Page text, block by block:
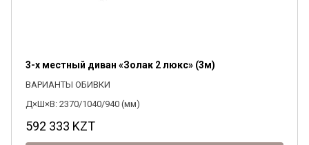
3-х местный диван «Золак 2 люкс» (3м)
ВАРИАНТЫ ОБИВКИ
Д×Ш×В: 2370/1040/940 (мм)
592 333 KZT